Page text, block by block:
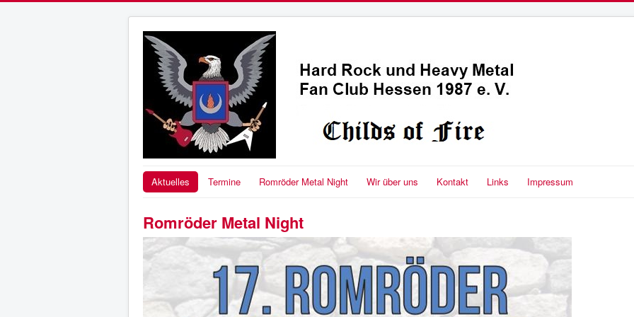
Aktuelles Termine Romröder Metal Night Wir über uns Kontakt Links Impressum
Romröder Metal Night